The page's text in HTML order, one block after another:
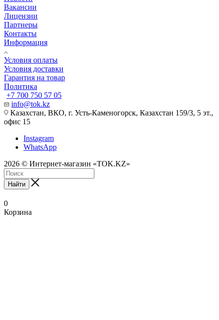
Вакансии
Лицензии
Партнеры
Контакты
Информация
Условия оплаты
Условия доставки
Гарантия на товар
Политика
+7 700 750 57 05
info@tok.kz
Казахстан, ВКО, г. Усть-Каменогорск, Казахстан 159/3, 5 эт.,
офис 15
Instagram
WhatsApp
2026 © Интернет-магазин «TOK.KZ»
Найти
0
Корзина